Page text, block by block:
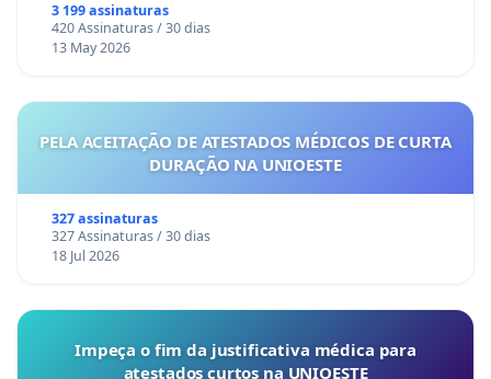
3 199 assinaturas
420 Assinaturas / 30 dias
13 May 2026
PELA ACEITAÇÃO DE ATESTADOS MÉDICOS DE CURTA
DURAÇÃO NA UNIOESTE
327 assinaturas
327 Assinaturas / 30 dias
18 Jul 2026
Impeça o fim da justificativa médica para
atestados curtos na UNIOESTE